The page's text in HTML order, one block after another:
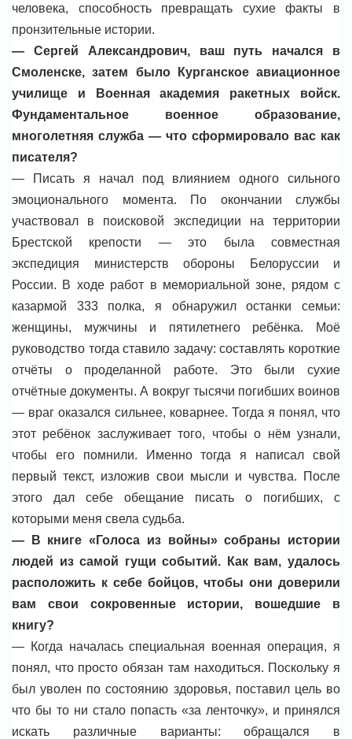
человека, способность превращать сухие факты в
пронзительные истории.
— Сергей Александрович, ваш путь начался в
Смоленске, затем было Курганское авиационное
училище и Военная академия ракетных войск.
Фундаментальное военное образование,
многолетняя служба — что сформировало вас как
писателя?
— Писать я начал под влиянием одного сильного
эмоционального момента. По окончании службы
участвовал в поисковой экспедиции на территории
Брестской крепости — это была совместная
экспедиция министерств обороны Белоруссии и
России. В ходе работ в мемориальной зоне, рядом с
казармой 333 полка, я обнаружил останки семьи:
женщины, мужчины и пятилетнего ребёнка. Моё
руководство тогда ставило задачу: составлять короткие
отчёты о проделанной работе. Это были сухие
отчётные документы. А вокруг тысячи погибших воинов
— враг оказался сильнее, коварнее. Тогда я понял, что
этот ребёнок заслуживает того, чтобы о нём узнали,
чтобы его помнили. Именно тогда я написал свой
первый текст, изложив свои мысли и чувства. После
этого дал себе обещание писать о погибших, с
которыми меня свела судьба.
— В книге «Голоса из войны» собраны истории
людей из самой гущи событий. Как вам, удалось
расположить к себе бойцов, чтобы они доверили
вам свои сокровенные истории, вошедшие в
книгу?
— Когда началась специальная военная операция, я
понял, что просто обязан там находиться. Поскольку я
был уволен по состоянию здоровья, поставил цель во
что бы то ни стало попасть «за ленточку», и принялся
искать различные варианты: обращался в